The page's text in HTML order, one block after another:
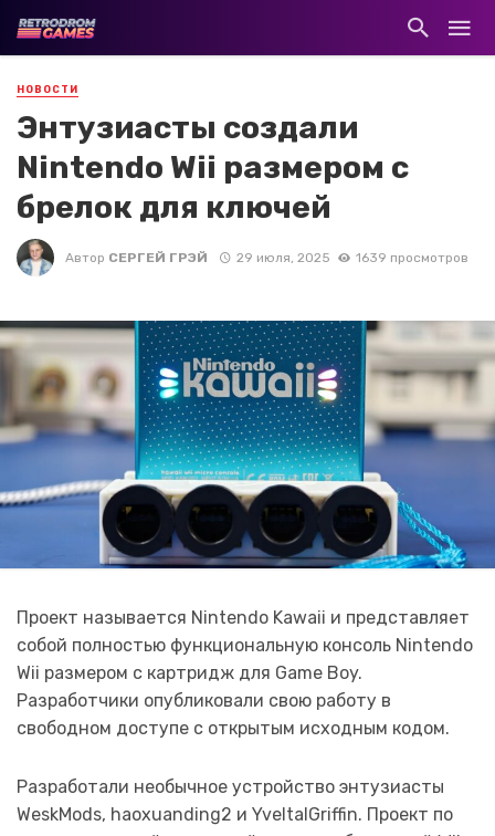
НОВОСТИ
Энтузиасты создали
Nintendo Wii размером с
брелок для ключей
Автор СЕРГЕЙ ГРЭЙ 29 июля, 2025 1639 просмотров
Проект называется Nintendo Kawaii и представляет
собой полностью функциональную консоль Nintendo
Wii размером с картридж для Game Boy.
Разработчики опубликовали свою работу в
свободном доступе с открытым исходным кодом.
Разработали необычное устройство энтузиасты
WeskMods, haoxuanding2 и YveltalGriffin. Проект по